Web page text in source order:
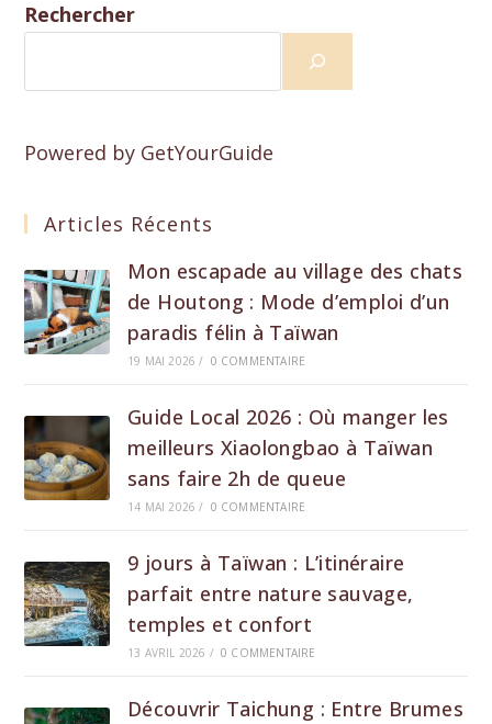
Rechercher
Powered by GetYourGuide
Articles Récents
Mon escapade au village des chats
de Houtong : Mode d’emploi d’un
paradis félin à Taïwan
19 MAI 2026 / 0 COMMENTAIRE
Guide Local 2026 : Où manger les
meilleurs Xiaolongbao à Taïwan
sans faire 2h de queue
14 MAI 2026 / 0 COMMENTAIRE
9 jours à Taïwan : L’itinéraire
parfait entre nature sauvage,
temples et confort
13 AVRIL 2026 / 0 COMMENTAIRE
Découvrir Taichung : Entre Brumes